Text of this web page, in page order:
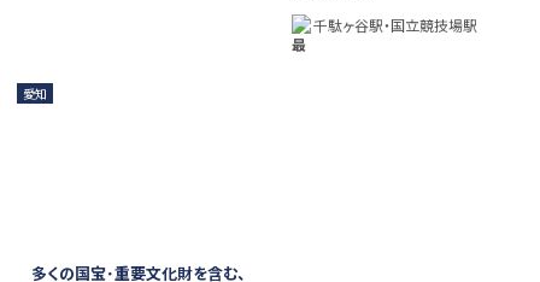
千駄ヶ谷駅・国立競技場駅
愛知
多くの国宝･重要文化財を含む、